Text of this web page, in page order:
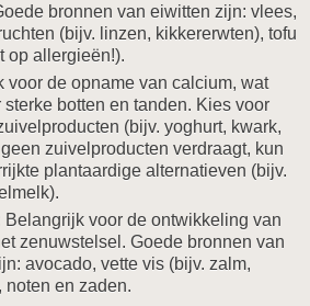
bronnen van eiwitten zijn: vlees,
(bijv. linzen, kikkererwten), tofu
op allergieën!).
voor de opname van calcium, wat
botten en tanden. Kies voor
(bijv. yoghurt, kwark,
zuivelproducten verdraagt, kun
plantaardige alternatieven (bijv.
Belangrijk voor de ontwikkeling van
zenuwstelsel. Goede bronnen van
avocado, vette vis (bijv. zalm,
noten en zaden.